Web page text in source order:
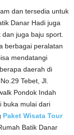
dan tersedia untuk
Danar Hadi juga
juga baju sport.
berbagai peralatan
mendatangi
daerah di
Tebet, Jl.
Pondok Indah
buka mulai dari
Paket Wisata Tour
Batik Danar